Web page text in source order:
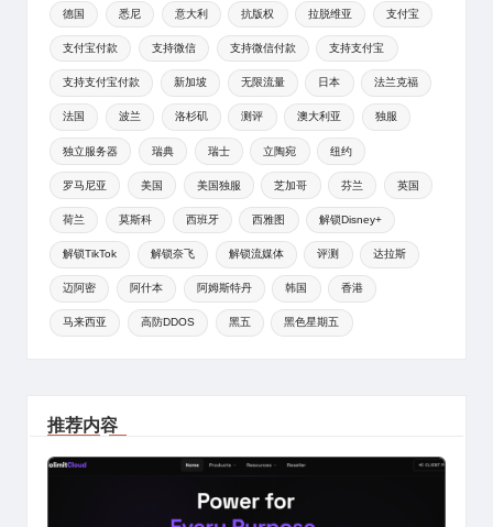
德国 悉尼 意大利 抗版权 拉脱维亚 支付宝
支付宝付款 支持微信 支持微信付款 支持支付宝
支持支付宝付款 新加坡 无限流量 日本 法兰克福
法国 波兰 洛杉矶 测评 澳大利亚 独服
独立服务器 瑞典 瑞士 立陶宛 纽约
罗马尼亚 美国 美国独服 芝加哥 芬兰 英国
荷兰 莫斯科 西班牙 西雅图 解锁Disney+
解锁TikTok 解锁奈飞 解锁流媒体 评测 达拉斯
迈阿密 阿什本 阿姆斯特丹 韩国 香港
马来西亚 高防DDOS 黑五 黑色星期五
推荐内容